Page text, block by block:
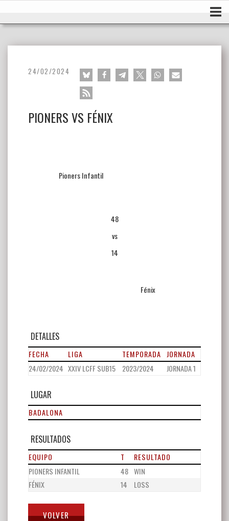
24/02/2024
PIONERS VS FÉNIX
Pioners Infantil
48
vs
14
Fénix
DETALLES
FECHA LIGA TEMPORADA
JORNADA
24/02/2024 XXIV LCFF SUB15 2023/2024 JORNADA 1
LUGAR
BADALONA
RESULTADOS
EQUIPO T
RESULTADO
PIONERS INFANTIL
48 WIN
FÉNIX
14 LOSS